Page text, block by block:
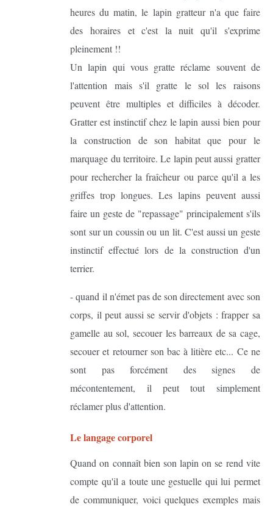
heures du matin, le lapin gratteur n'a que faire
des horaires et c'est la nuit qu'il s'exprime
pleinement !!
Un lapin qui vous gratte réclame souvent de
l'attention mais s'il gratte le sol les raisons
peuvent être multiples et difficiles à décoder.
Gratter est instinctif chez le lapin aussi bien pour
la construction de son habitat que pour le
marquage du territoire. Le lapin peut aussi gratter
pour rechercher la fraîcheur ou parce qu'il a les
griffes trop longues. Les lapins peuvent aussi
faire un geste de "repassage" principalement s'ils
sont sur un coussin ou un lit. C'est aussi un geste
instinctif effectué lors de la construction d'un
terrier.
- quand il n'émet pas de son directement avec son
corps, il peut aussi se servir d'objets : frapper sa
gamelle au sol, secouer les barreaux de sa cage,
secouer et retourner son bac à litière etc... Ce ne
sont pas forcément des signes de
mécontentement, il peut tout simplement
réclamer plus d'attention.
Le langage corporel
Quand on connaît bien son lapin on se rend vite
compte qu'il a toute une gestuelle qui lui permet
de communiquer, voici quelques exemples mais